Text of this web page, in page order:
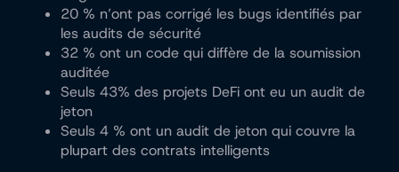
20 % n’ont pas corrigé les bugs identifiés par
les audits de sécurité
32 % ont un code qui diffère de la soumission
auditée
Seuls 43% des projets DeFi ont eu un audit de
jeton
Seuls 4 % ont un audit de jeton qui couvre la
plupart des contrats intelligents